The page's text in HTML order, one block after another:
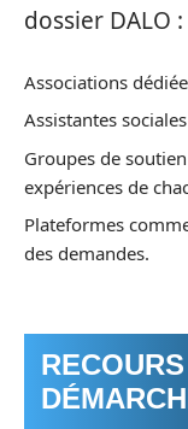
dossier DALO :
Associations
Assistantes
Groupes de
expériences de
Plateformes
des demandes.